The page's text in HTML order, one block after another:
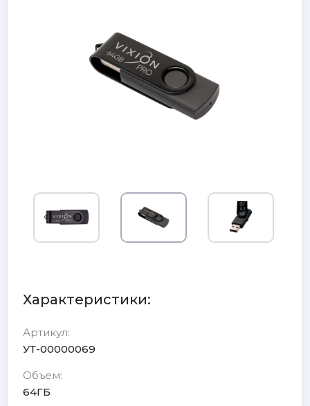
Характеристики:
Артикул:
УТ-00000069
Объем:
64ГБ